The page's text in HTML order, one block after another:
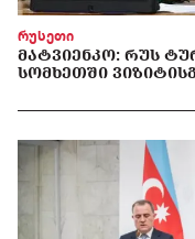
რუსეთი
ᲛᲐᲢᲕᲘᲔᲜᲙᲝ: ᲠᲣᲡ
ᲡᲝᲛᲮᲔᲗᲨᲘ